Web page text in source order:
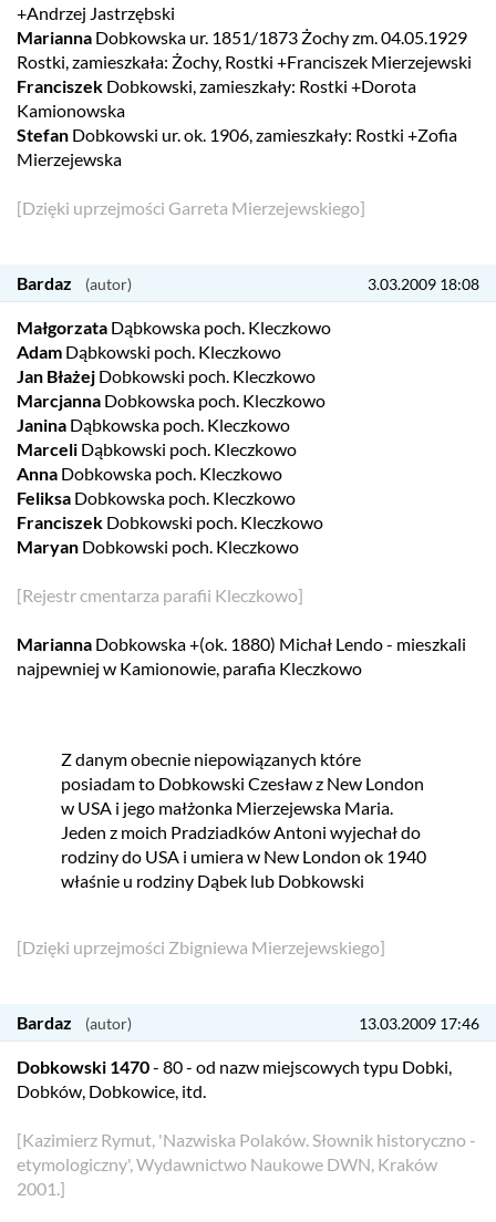
+Andrzej Jastrzębski
Marianna Dobkowska ur. 1851/1873 Żochy zm. 04.05.1929
Rostki, zamieszkała: Żochy, Rostki +Franciszek Mierzejewski
Franciszek Dobkowski, zamieszkały: Rostki +Dorota
Kamionowska
Stefan Dobkowski ur. ok. 1906, zamieszkały: Rostki +Zofia
Mierzejewska
[Dzięki uprzejmości Garreta Mierzejewskiego]
Bardaz 3.03.2009 18:08
Małgorzata Dąbkowska poch. Kleczkowo
Adam Dąbkowski poch. Kleczkowo
Jan Błażej Dobkowski poch. Kleczkowo
Marcjanna Dobkowska poch. Kleczkowo
Janina Dąbkowska poch. Kleczkowo
Marceli Dąbkowski poch. Kleczkowo
Anna Dobkowska poch. Kleczkowo
Feliksa Dobkowska poch. Kleczkowo
Franciszek Dobkowski poch. Kleczkowo
Maryan Dobkowski poch. Kleczkowo
[Rejestr cmentarza parafii Kleczkowo]
Marianna Dobkowska +(ok. 1880) Michał Lendo - mieszkali
najpewniej w Kamionowie, parafia Kleczkowo
Z danym obecnie niepowiązanych które
posiadam to Dobkowski Czesław z New London
w USA i jego małżonka Mierzejewska Maria.
Jeden z moich Pradziadków Antoni wyjechał do
rodziny do USA i umiera w New London ok 1940
właśnie u rodziny Dąbek lub Dobkowski
[Dzięki uprzejmości Zbigniewa Mierzejewskiego]
Bardaz 13.03.2009 17:46
Dobkowski 1470- 80 - od nazw miejscowych typu Dobki,
Dobków, Dobkowice, itd.
[Kazimierz Rymut, 'Nazwiska Polaków. Słownik historyczno -
etymologiczny', Wydawnictwo Naukowe DWN, Kraków
2001.]